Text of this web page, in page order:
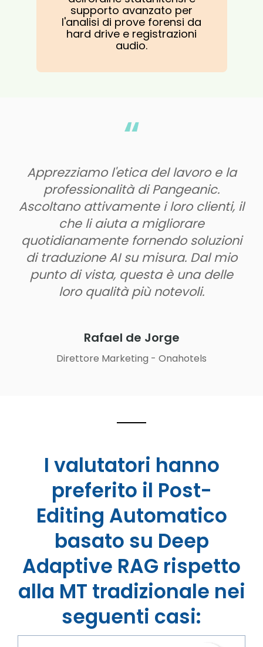
supporto avanzato per
l'analisi di prove forensi da
hard drive e registrazioni
audio.
l'etica del lavoro e la
di Pangeanic.
attivamente i loro clienti, il
li aiuta a migliorare
fornendo soluzioni
AI su misura. Dal mio
vista, questa è una delle
qualità più notevoli.
Rafael de Jorge
Marketing - Onahotels
Eccellente
testo
molte volte
Pangeanic
ai
I valutatori hanno
preferito il Post-
Editing Automatico
basato su Deep
Adaptive RAG rispetto
alla MT tradizionale nei
seguenti casi: